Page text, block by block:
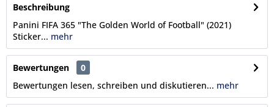
Beschreibung
Panini FIFA 365 "The Golden World of Football" (2021)
Sticker... mehr
Bewertungen
0
Bewertungen lesen, schreiben und diskutieren... mehr